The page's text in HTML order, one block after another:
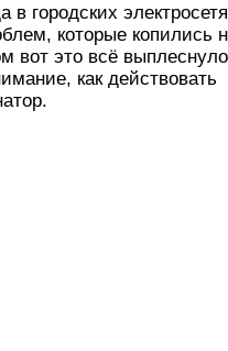
городских
которые копились
вот это всё
как действовать